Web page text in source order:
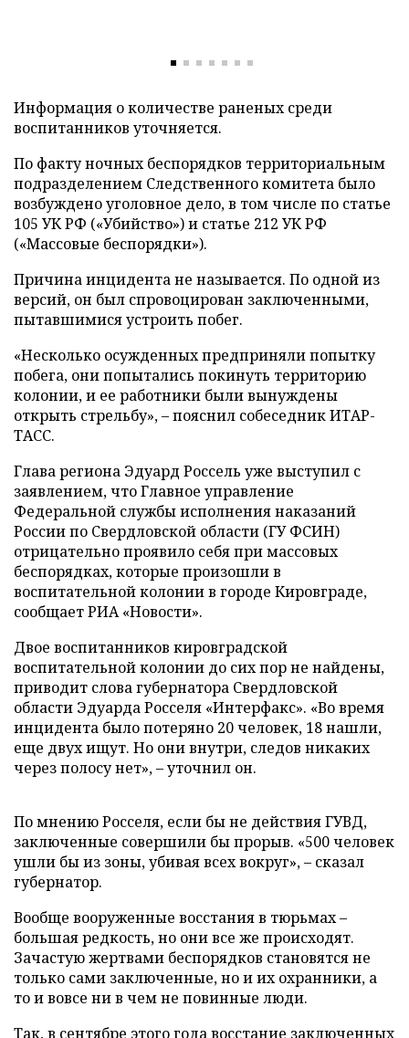
Информация о количестве раненых среди
воспитанников уточняется.
По факту ночных беспорядков территориальным
подразделением Следственного комитета было
возбуждено уголовное дело, в том числе по статье
105 УК РФ («Убийство») и статье 212 УК РФ
(«Массовые беспорядки»).
Причина инцидента не называется. По одной из
версий, он был спровоцирован заключенными,
пытавшимися устроить побег.
«Несколько осужденных предприняли попытку
побега, они попытались покинуть территорию
колонии, и ее работники были вынуждены
открыть стрельбу», – пояснил собеседник ИТАР-
ТАСС.
Глава региона Эдуард Россель уже выступил с
заявлением, что Главное управление
Федеральной службы исполнения наказаний
России по Свердловской области (ГУ ФСИН)
отрицательно проявило себя при массовых
беспорядках, которые произошли в
воспитательной колонии в городе Кировграде,
сообщает РИА «Новости».
Двое воспитанников кировградской
воспитательной колонии до сих пор не найдены,
приводит слова губернатора Свердловской
области Эдуарда Росселя «Интерфакс». «Во время
инцидента было потеряно 20 человек, 18 нашли,
еще двух ищут. Но они внутри, следов никаких
через полосу нет», – уточнил он.
По мнению Росселя, если бы не действия ГУВД,
заключенные совершили бы прорыв. «500 человек
ушли бы из зоны, убивая всех вокруг», – сказал
губернатор.
Вообще вооруженные восстания в тюрьмах –
большая редкость, но они все же происходят.
Зачастую жертвами беспорядков становятся не
только сами заключенные, но и их охранники, а
то и вовсе ни в чем не повинные люди.
Так, в сентябре этого года восстание заключенных